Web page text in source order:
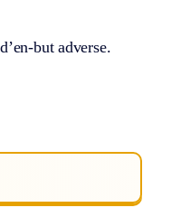
but adverse.